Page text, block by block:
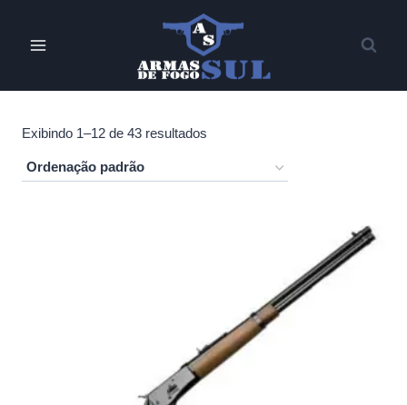
Exibindo 1–12 de 43 resultados